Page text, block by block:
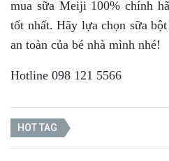
mua sữa Meiji 100% chính
tốt nhất. Hãy lựa chọn sữa
an toàn của bé nhà mình nhé!
Hotline 098 121 5566
HOT TAG